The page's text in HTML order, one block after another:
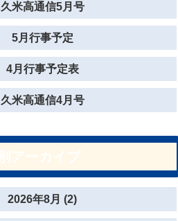
久米高通信5月号
5月行事予定
4月行事予定表
久米高通信4月号
2026年8月 (2)